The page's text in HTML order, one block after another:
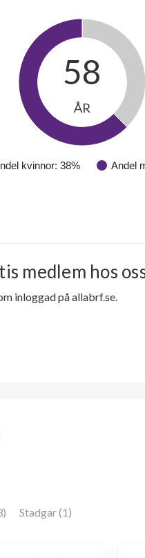
kvinnor: 38% Andel
58
ÅR
medlem hos
inloggad på allabrf.se.
Stadgar (1)